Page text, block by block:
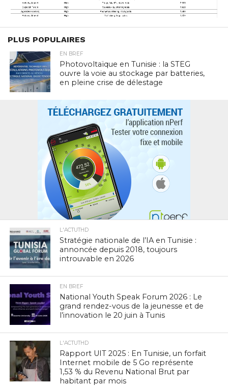
PLUS POPULAIRES
EN BREF
Photovoltaïque en Tunisie : la STEG
ouvre la voie au stockage par batteries,
en pleine crise de délestage
L'ACTUTHD
Stratégie nationale de l’IA en Tunisie :
annoncée depuis 2018, toujours
introuvable en 2026
EN BREF
National Youth Speak Forum 2026 : Le
grand rendez-vous de la jeunesse et de
l’innovation le 20 juin à Tunis
L'ACTUTHD
Rapport UIT 2025 : En Tunisie, un forfait
Internet mobile de 5 Go représente
1,53 % du Revenu National Brut par
habitant par mois